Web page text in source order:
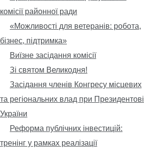
комісії районної ради
«Можливості для ветеранів: робота,
бізнес, підтримка»
Виїзне засідання комісії
Зі святом Великодня!
Засідання членів Конгресу місцевих
та регіональних влад при Президентові
України
Реформа публічних інвестицій:
тренінг у рамках реалізації